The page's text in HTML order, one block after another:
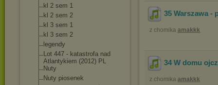
kl 2 sem 1
kl 2 sem 2
kl 3 sem 1
kl 3 sem 2
legendy
Lot 447 - katastrofa nad
Atlantykiem (2012) PL
Nuty
Nuty piosenek
35 Warszawa -
z chomika amakkk
34 W domu
z chomika amakkk